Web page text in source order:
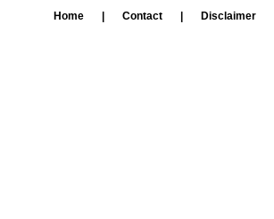
Home Contact Disclaimer